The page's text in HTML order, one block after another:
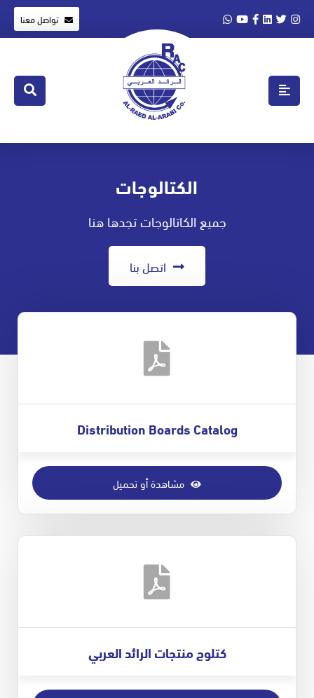
تواصل معنا
الكتالوجات
جميع الكاتالوجات تجدها هنا
اتصل بنا
Distribution Boards Catalog
مشاهدة أو تحميل
كتلوج منتجات الرائد العربي